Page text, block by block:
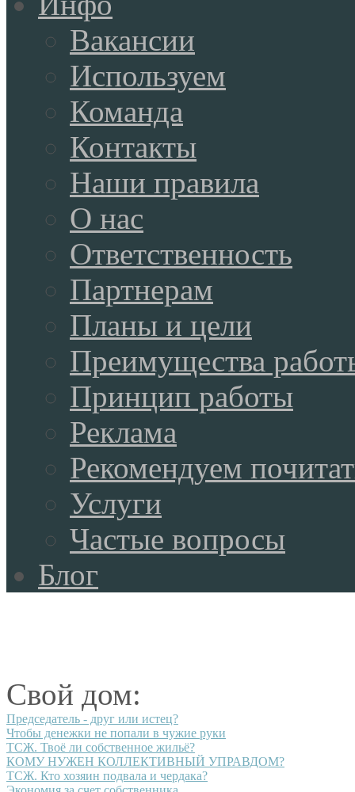
Вакансии
Используем
Команда
Контакты
Наши правила
О нас
Ответственность
Партнерам
Планы и цели
Преимущества
Принцип работы
Реклама
Рекомендуем
Услуги
Частые вопросы
Блог
Свой дом:
Председатель - друг или истец?
Чтобы денежки не попали в чужие руки
ТСЖ. Твоё ли собственное жильё?
КОМУ НУЖЕН КОЛЛЕКТИВНЫЙ УПРАВДОМ?
ТСЖ. Кто хозяин подвала и чердака?